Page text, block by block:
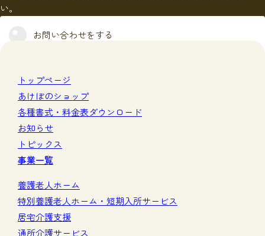
い。
お問い合わせをする
トップページ
あけぼのショップ
各種書式・料金表ダウンロード
お知らせ
トピックス
事業一覧
養護老人ホーム
特別養護老人ホーム・短期入所サービス
居宅介護支援
通所介護サービス